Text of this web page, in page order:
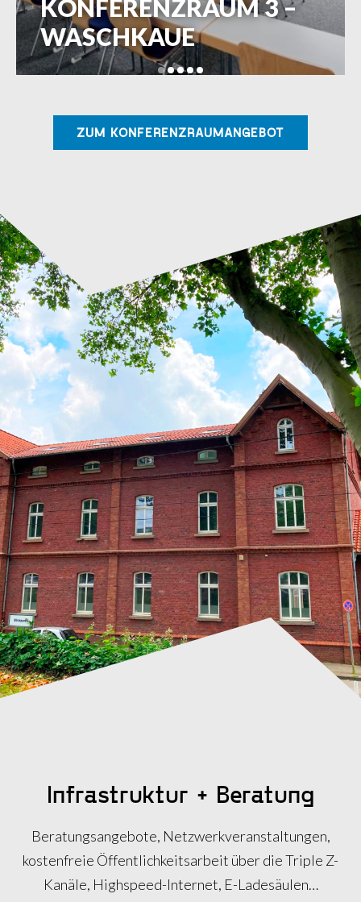
KONFERENZRAUM 4 –
PRÜFSTAND-CLUB
ZUM KONFERENZRAUMANGEBOT
Infrastruktur + Beratung
Beratungsangebote, Netzwerkveranstaltungen,
kostenfreie Öffentlichkeitsarbeit über die Triple Z-
Kanäle, Highspeed-Internet, E-Ladesäulen…